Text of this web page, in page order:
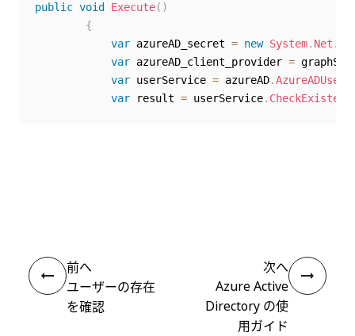
public void Execute( )
{
var azureAD_secret = new System. Net .
var azureAD_client_provider =
var userService = azureAD.
var result = userService.
前へ
ユーザーの存在
を確認
次へ
Azure Active
Directory の使
用ガイド